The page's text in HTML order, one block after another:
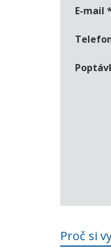
E-mail
Proč si